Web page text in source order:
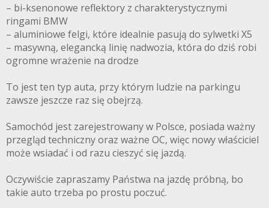
– bi-ksenonowe reflektory z charakterystycznymi
ringami BMW
– aluminiowe felgi, które idealnie pasują do sylwetki X5
– masywną, elegancką linię nadwozia, która do dziś robi
ogromne wrażenie na drodze
To jest ten typ auta, przy którym ludzie na parkingu
zawsze jeszcze raz się obejrzą.
Samochód jest zarejestrowany w Polsce, posiada ważny
przegląd techniczny oraz ważne OC, więc nowy właściciel
może wsiadać i od razu cieszyć się jazdą.
Oczywiście zapraszamy Państwa na jazdę próbną, bo
takie auto trzeba po prostu poczuć.